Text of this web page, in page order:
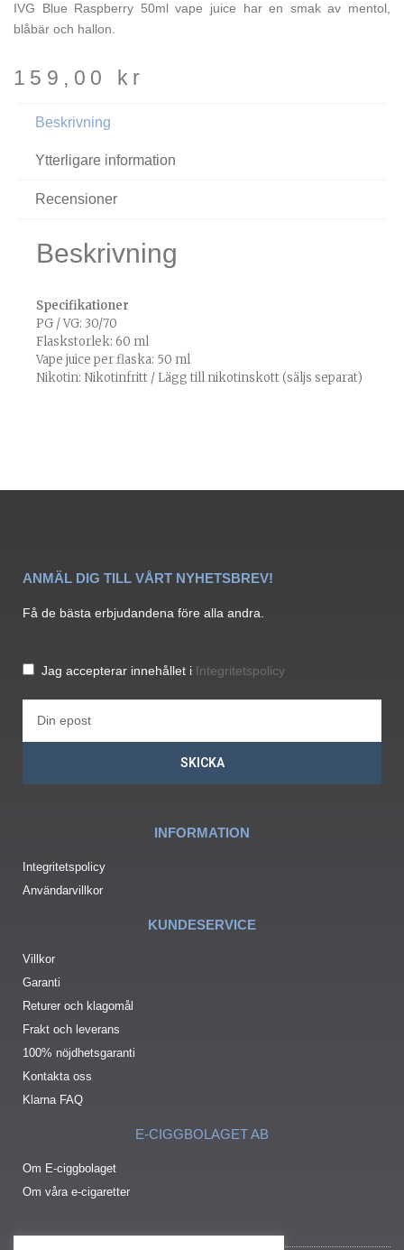
IVG Blue Raspberry 50ml vape juice har en smak av mentol,
blåbär och hallon.
159,00 kr
Beskrivning
Ytterligare information
Recensioner
Beskrivning
Specifikationer
PG / VG: 30/70
Flaskstorlek: 60 ml
Vape juice per flaska: 50 ml
Nikotin: Nikotinfritt / Lägg till nikotinskott (säljs separat)
ANMÄL DIG TILL VÅRT NYHETSBREV!
Få de bästa erbjudandena före alla andra.
Jag accepterar innehållet i Integritetspolicy
SKICKA
INFORMATION
Integritetspolicy
Användarvillkor
KUNDESERVICE
Villkor
Garanti
Returer och klagomål
Frakt och leverans
100% nöjdhetsgaranti
Kontakta oss
Klarna FAQ
E-CIGGBOLAGET AB
Om E-ciggbolaget
Om våra e-cigaretter